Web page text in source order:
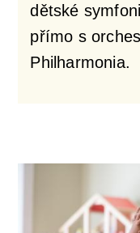
dětské
přímo s
Philharmonia.